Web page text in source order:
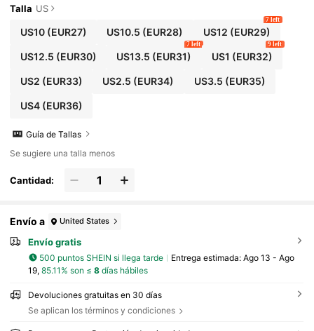
Talla US
US10(EUR27) US10.5 (EUR28) US12 (EUR29)
7 left
US12.5 (EUR30) US13.5 (EUR31)
7 left
US1 (EUR32)
9 left
US2 (EUR33) US2.5 (EUR34) US3.5 (EUR35)
US4(EUR36)
Guía de Tallas
Se sugiere una talla menos
Cantidad:
Envío a United States
Envío gratis
500 puntos SHEIN si llega tarde Entrega estimada: Ago 13 - Ago
19, 85.11% son ≤ 8días hábiles
Devoluciones gratuitas en 30 días
Se aplican los términos y condiciones